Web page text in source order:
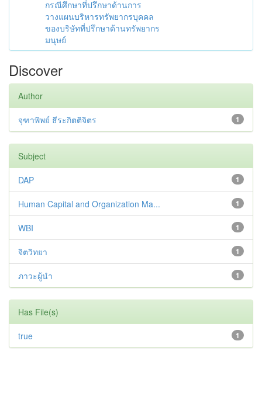
กรณีศึกษาที่ปรึกษาด้านการ
วางแผนบริหารทรัพยากรบุคคล
ของบริษัทที่ปรึกษาด้านทรัพยากร
มนุษย์
Discover
Author
1
จุฑาพิพย์ ธีระกิตติจิตร
Subject
1
DAP
1
Human Capital and Organization Ma...
1
WBI
1
จิตวิทยา
1
ภาวะผู้นำ
Has File(s)
1
true